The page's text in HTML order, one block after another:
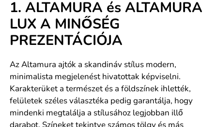
1. ALTAMURA és ALTAMURA
LUX A MINŐSÉG
PREZENTÁCIÓJA
Az Altamura ajtók a skandináv stílus modern,
minimalista megjelenést hivatottak képviselni.
Karakterüket a természet és a földszínek ihlették,
felületek széles választéka pedig garantálja, hogy
mindenki megtalálja a stílusához legjobban illő
darabot. Színeket tekintve számos tölgy és más